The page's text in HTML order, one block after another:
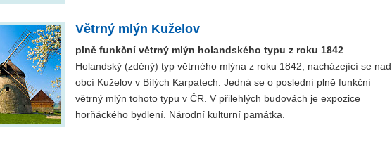
Větrný mlýn Kuželov
plně funkční větrný mlýn holandského typu z roku 1842 —
Holandský (zděný) typ větrného mlýna z roku 1842, nacházející se nad
obcí Kuželov v Bílých Karpatech. Jedná se o poslední plně funkční
větrný mlýn tohoto typu v ČR. V přilehlých budovách je expozice
horňáckého bydlení. Národní kulturní památka.